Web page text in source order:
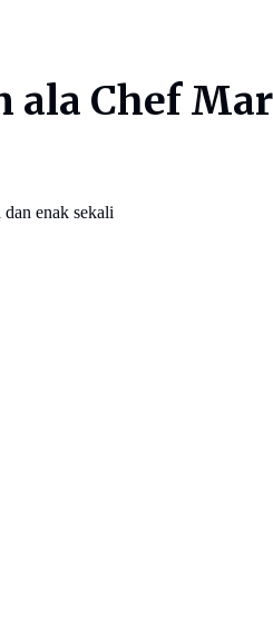
ala Chef
enak sekali